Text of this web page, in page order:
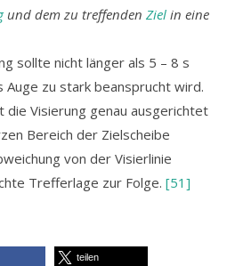
und dem zu treffenden Ziel in eine
sollte nicht länger als 5 – 8 s
Auge zu stark beansprucht wird.
die Visierung genau ausgerichtet
Bereich der Zielscheibe
von der Visierlinie
Trefferlage zur Folge. [51]
teilen